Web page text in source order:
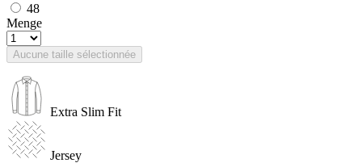
48
Menge
Aucune taille sélectionnée
Extra Slim Fit
Jersey